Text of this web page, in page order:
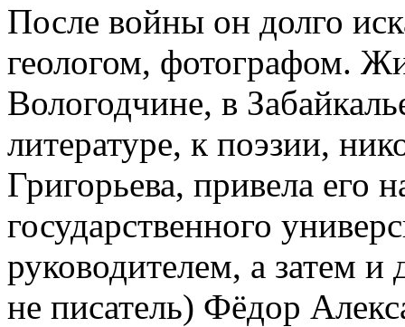
После войны он долго
геологом, фотографом.
Вологодчине, в
литературе, к поэзии,
Григорьева, привела его
государственного
руководителем, а затем и
не писатель) Фёдор